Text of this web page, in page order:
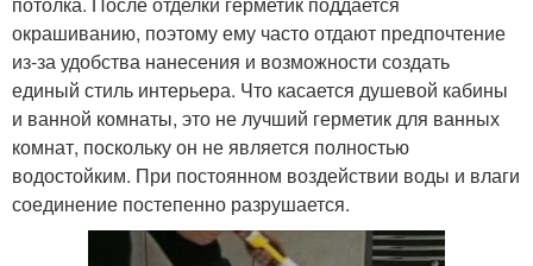
окрашиванию, поэтому ему часто отдают предпочтение
из-за удобства нанесения и возможности создать
единый стиль интерьера. Что касается душевой кабины
и ванной комнаты, это не лучший герметик для ванных
комнат, поскольку он не является полностью
водостойким. При постоянном воздействии воды и влаги
соединение постепенно разрушается.